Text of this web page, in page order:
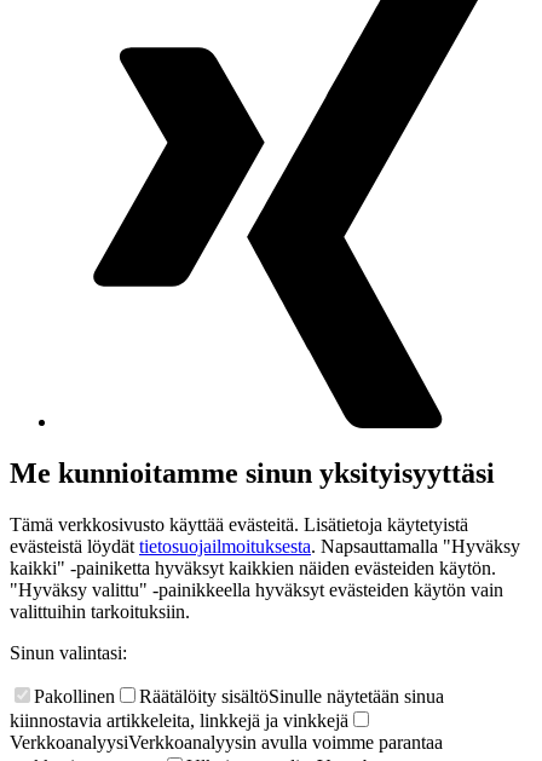
Me kunnioitamme sinun yksityisyyttäsi
Tämä verkkosivusto käyttää evästeitä. Lisätietoja käytetyistä
evästeistä löydät tietosuojailmoituksesta. Napsauttamalla "Hyväksy
kaikki" -painiketta hyväksyt kaikkien näiden evästeiden käytön.
"Hyväksy valittu" -painikkeella hyväksyt evästeiden käytön vain
valittuihin tarkoituksiin.
Sinun valintasi:
Pakollinen Räätälöity sisältöSinulle näytetään sinua
kiinnostavia artikkeleita, linkkejä ja vinkkejä
VerkkoanalyysiVerkkoanalyysin avulla voimme parantaa